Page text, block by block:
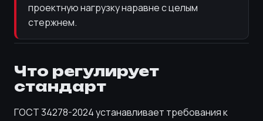
проектную нагрузку наравне с целым
стержнем.
Что регулирует
стандарт
ГОСТ 34278-2024 устанавливает требования к